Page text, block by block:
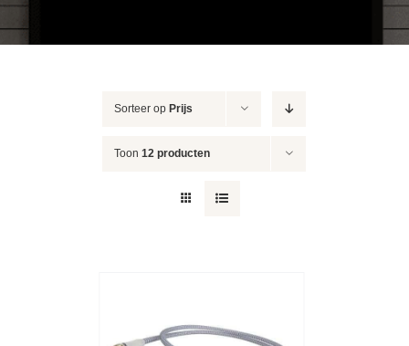
Sorteer opPrijs
Toon12 producten